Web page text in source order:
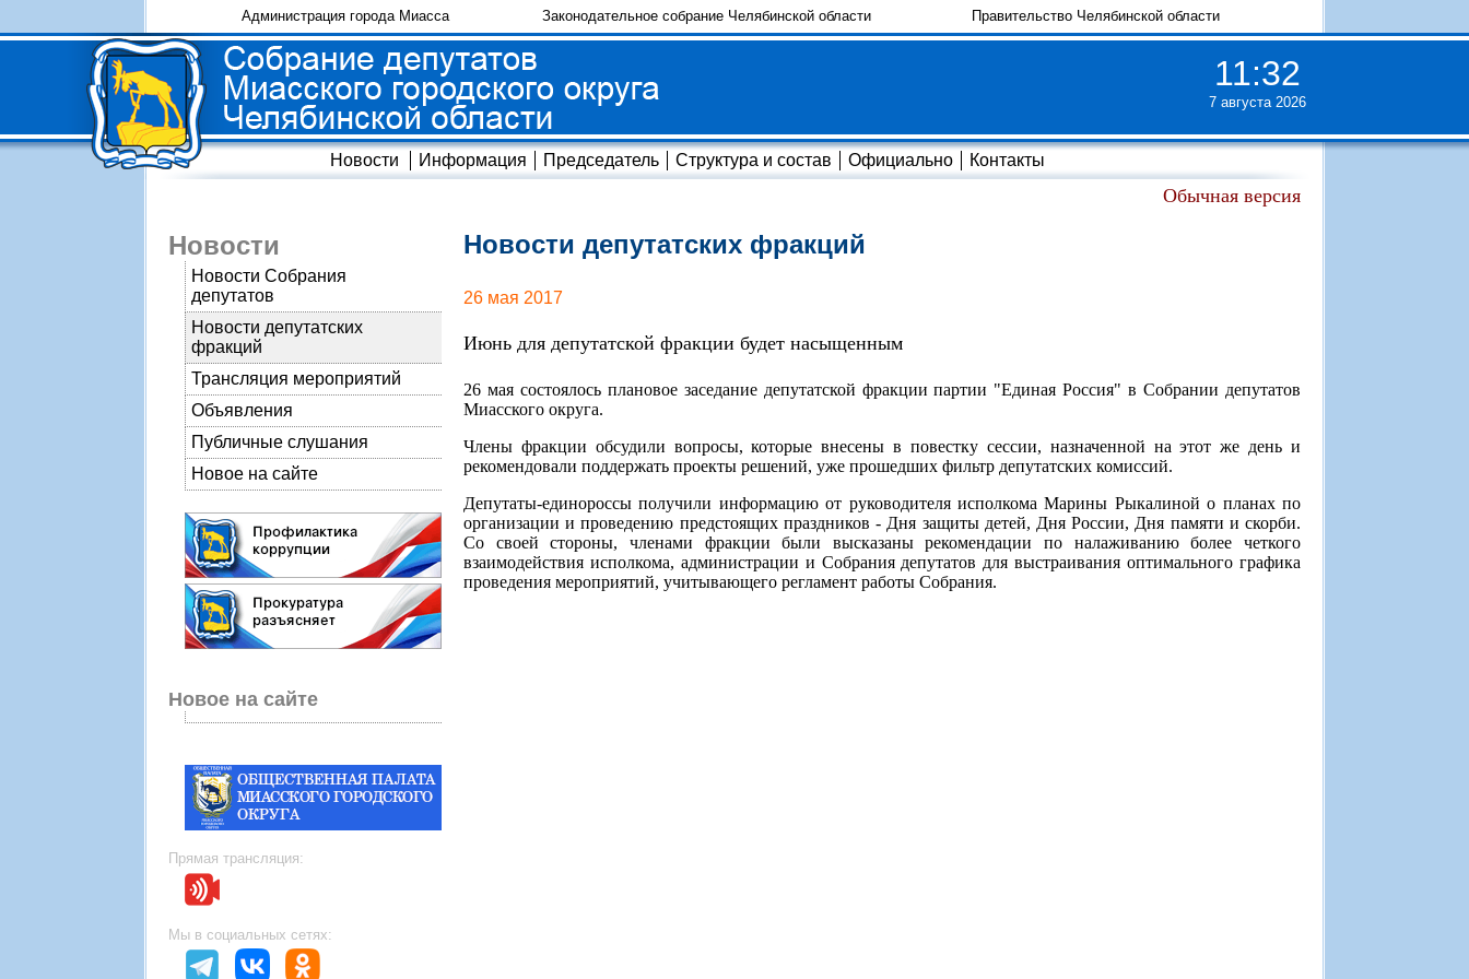
Администрация города Миасса Законодательное собрание Челябинской области Правительство Челябинской области
11:32
7 августа 2026
Новости Информация Председатель Структура и состав Официально Контакты
Обычная версия
Новости
Новости Собрания
депутатов
Новости депутатских
фракций
Трансляция мероприятий
Объявления
Публичные слушания
Новое на сайте
Новое на сайте
Прямая трансляция:
Мы в социальных сетях:
Новости депутатских фракций
26 мая 2017
Июнь для депутатской фракции будет насыщенным
26 мая состоялось плановое заседание депутатской фракции партии "Единая Россия" в Собрании депутатов
Миасского округа.
Члены фракции обсудили вопросы, которые внесены в повестку сессии, назначенной на этот же день и
рекомендовали поддержать проекты решений, уже прошедших фильтр депутатских комиссий.
Депутаты-единороссы получили информацию от руководителя исполкома Марины Рыкалиной о планах по
организации и проведению предстоящих праздников - Дня защиты детей, Дня России, Дня памяти и скорби.
Со своей стороны, членами фракции были высказаны рекомендации по налаживанию более четкого
взаимодействия исполкома, администрации и Собрания депутатов для выстраивания оптимального графика
проведения мероприятий, учитывающего регламент работы Собрания.